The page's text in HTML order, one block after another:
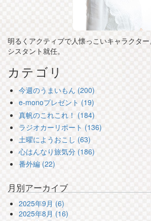
明るくアクティブで人懐っこいキャラクタ
シスタント就任。
カテゴリ
今週のうまいもん (200)
e-monoプレゼント (19)
真帆のこれこれ！ (184)
ラジオカーリポート (136)
土曜にようおこし (63)
心はんなり旅気分 (186)
番外編 (22)
月別アーカイブ
2025年9月 (6)
2025年8月 (16)